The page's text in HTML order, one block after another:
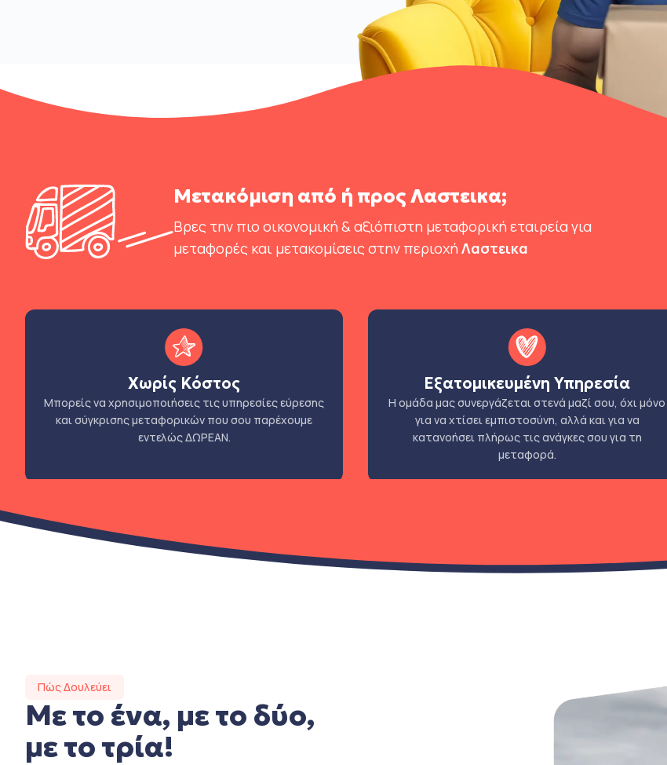
Μετακόμιση από ή προς Λαστεικα;
Βρες την πιο οικονομική & αξιόπιστη μεταφορική εταιρεία για
μεταφορές και μετακομίσεις στην περιοχή Λαστεικα
Χωρίς Κόστος
Μπορείς να χρησιμοποιήσεις τις υπηρεσίες εύρεσης
και σύγκρισης μεταφορικών που σου παρέχουμε
εντελώς ΔΩΡΕΑΝ.
Εξατομικευμένη Υπηρεσία
Η ομάδα μας συνεργάζεται στενά μαζί σου, όχι μόνο
για να χτίσει εμπιστοσύνη, αλλά και για να
κατανοήσει πλήρως τις ανάγκες σου για τη
μεταφορά.
Πώς Δουλεύει
Με το ένα, με το δύο,
με το τρία!